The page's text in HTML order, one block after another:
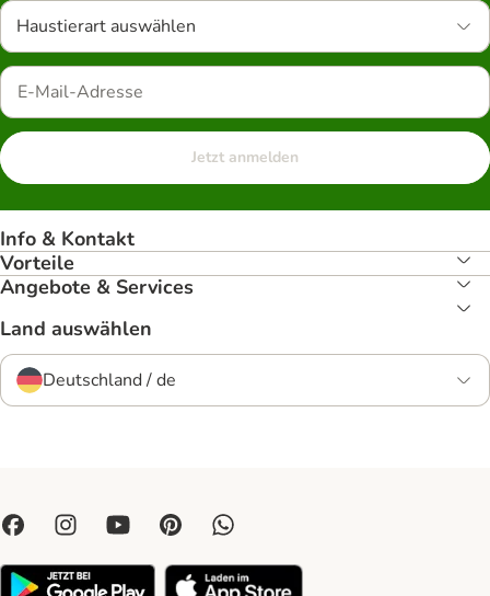
Haustierart auswählen
Jetzt anmelden
Info & Kontakt
Vorteile
Angebote & Services
Land auswählen
Deutschland / de